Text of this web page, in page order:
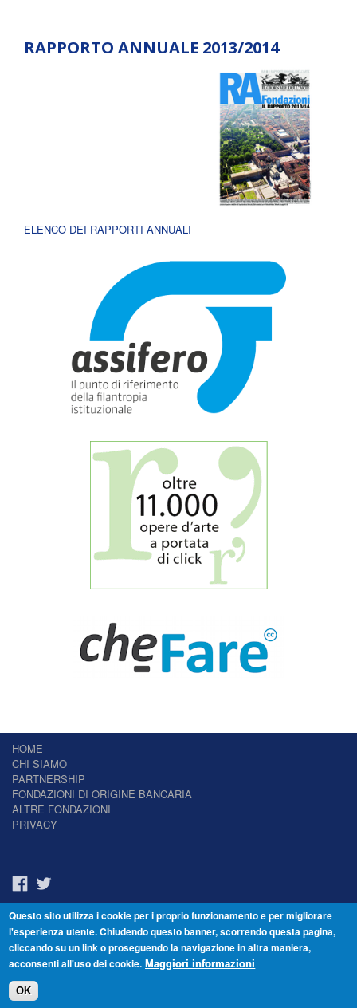
RAPPORTO ANNUALE 2013/2014
ELENCO DEI RAPPORTI ANNUALI
HOME
CHI SIAMO
PARTNERSHIP
FONDAZIONI DI ORIGINE BANCARIA
ALTRE FONDAZIONI
PRIVACY
Il Giornale delle Fondazioni - Periodico telematico
Reg. Tribunale n.7 del 22/07/2014 – ISSN 2421-2466
© Fondazione Venezia 2000 - Dorsoduro 3488/U - 30123 Venezia - Italia -
Questo sito utilizza i cookie per i proprio funzionamento e per migliorare
l'esperienza utente. Chiudendo questo banner, scorrendo questa pagina,
cliccando su un link o proseguendo la navigazione in altra maniera,
acconsenti all'uso dei cookie. Maggiori informazioni
OK